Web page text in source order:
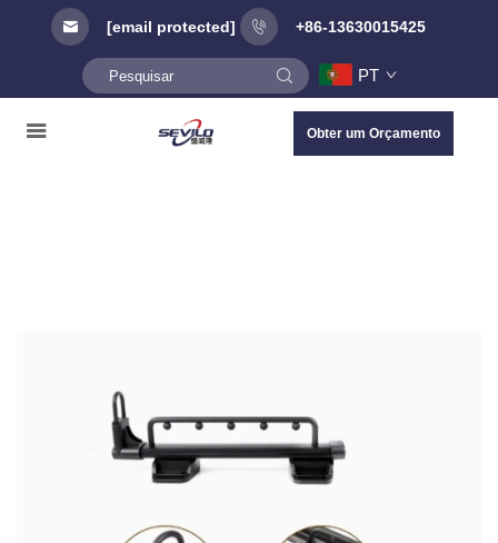
[email protected] +86-13630015425
PT
Obter um Orçamento